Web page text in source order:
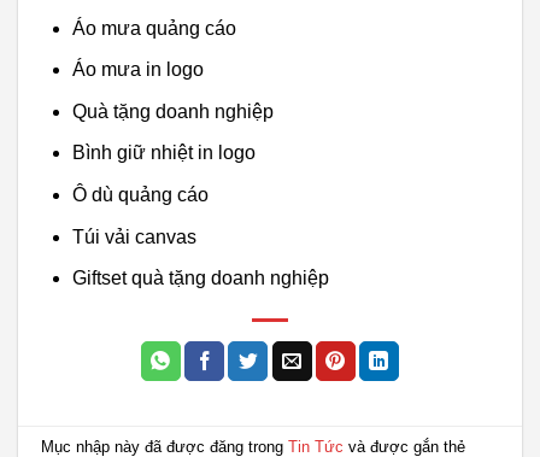
Áo mưa quảng cáo
Áo mưa in logo
Quà tặng doanh nghiệp
Bình giữ nhiệt in logo
Ô dù quảng cáo
Túi vải canvas
Giftset quà tặng doanh nghiệp
Mục nhập này đã được đăng trongTin Tức và được gắn thẻ